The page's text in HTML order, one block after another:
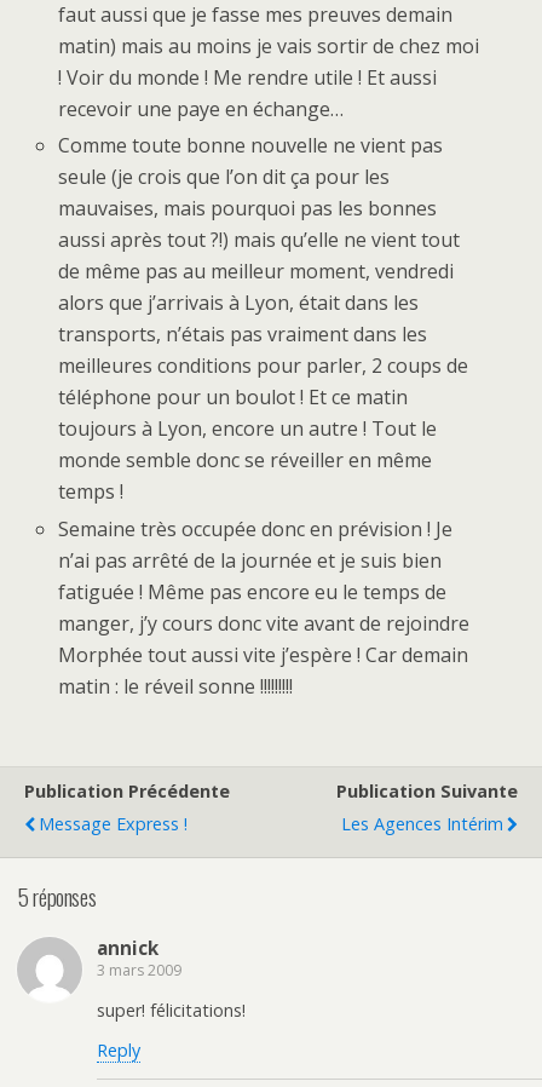
faut aussi que je fasse mes preuves demain
matin) mais au moins je vais sortir de chez moi
! Voir du monde ! Me rendre utile ! Et aussi
recevoir une paye en échange…
Comme toute bonne nouvelle ne vient pas
seule (je crois que l’on dit ça pour les
mauvaises, mais pourquoi pas les bonnes
aussi après tout ?!) mais qu’elle ne vient tout
de même pas au meilleur moment, vendredi
alors que j’arrivais à Lyon, était dans les
transports, n’étais pas vraiment dans les
meilleures conditions pour parler, 2 coups de
téléphone pour un boulot ! Et ce matin
toujours à Lyon, encore un autre ! Tout le
monde semble donc se réveiller en même
temps !
Semaine très occupée donc en prévision ! Je
n’ai pas arrêté de la journée et je suis bien
fatiguée ! Même pas encore eu le temps de
manger, j’y cours donc vite avant de rejoindre
Morphée tout aussi vite j’espère ! Car demain
matin : le réveil sonne !!!!!!!!!
Publication Précédente
Message Express !
Publication Suivante
Les Agences Intérim
5 réponses
annick
3 mars 2009
super! félicitations!
Reply